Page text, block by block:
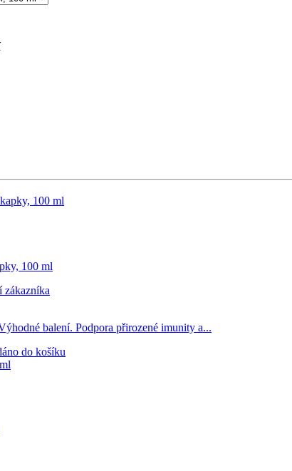
100 ml
zákazníka
balení. Podpora přirozené imunity a...
do košíku